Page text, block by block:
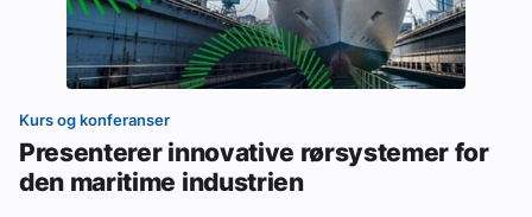
Kurs og konferanser
Presenterer innovative rørsystemer for
den maritime industrien